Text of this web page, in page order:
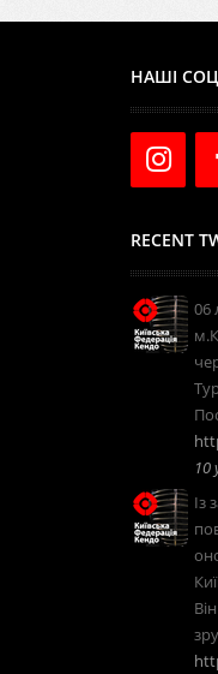
НАШІ
RECENT
06
10
Із